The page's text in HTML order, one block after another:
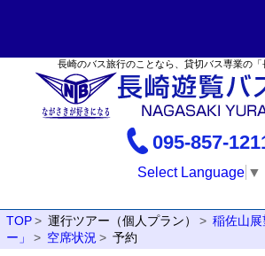
長崎のバス旅行のことなら、貸切バス専業の
095-857-
Select Language ▼
TOP 運行ツアー（個人プラン）
稲佐山
ー」
空席状況 予約